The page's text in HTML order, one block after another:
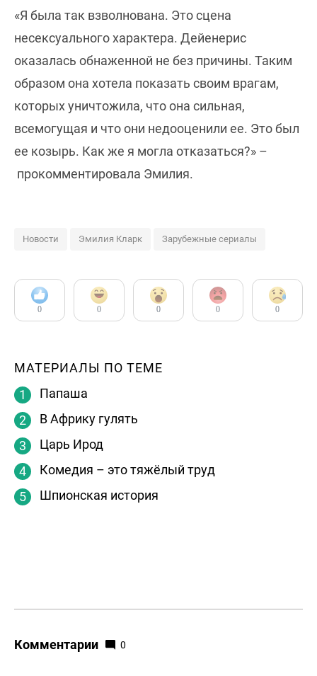
«Я была так взволнована. Это сцена
несексуального характера. Дейенерис
оказалась обнаженной не без причины. Таким
образом она хотела показать своим врагам,
которых уничтожила, что она сильная,
всемогущая и что они недооценили ее. Это был
ее козырь. Как же я могла отказаться?» –
прокомментировала Эмилия.
Новости Эмилия Кларк Зарубежные сериалы
0 0 0 0 0
МАТЕРИАЛЫ ПО ТЕМЕ
Папаша
В Африку гулять
Царь Ирод
Комедия – это тяжёлый труд
Шпионская история
Комментарии 0